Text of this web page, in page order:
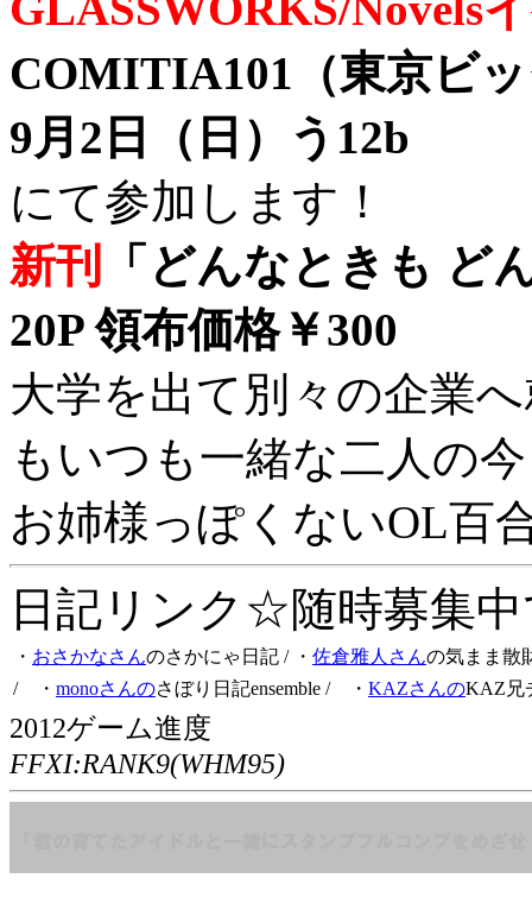
COMITIA101（東京ビ
9月2日（日）う12b
にて参加します！
新刊
「どんなときも ど
20P 領布価格￥300
大学を出て別々の企業
もいつも一緒な二人の
お姉様っぽくないOL百
日記リンク☆随時募集
・ おさかなさんのさかにゃ日記 / ・ 佐倉雅人さんの気まま散
/ ・ monoさんのさぼり日記ensemble / ・ KAZさんのKAZ兄
2012ゲーム進度
FFXI:RANK9(WHM95)